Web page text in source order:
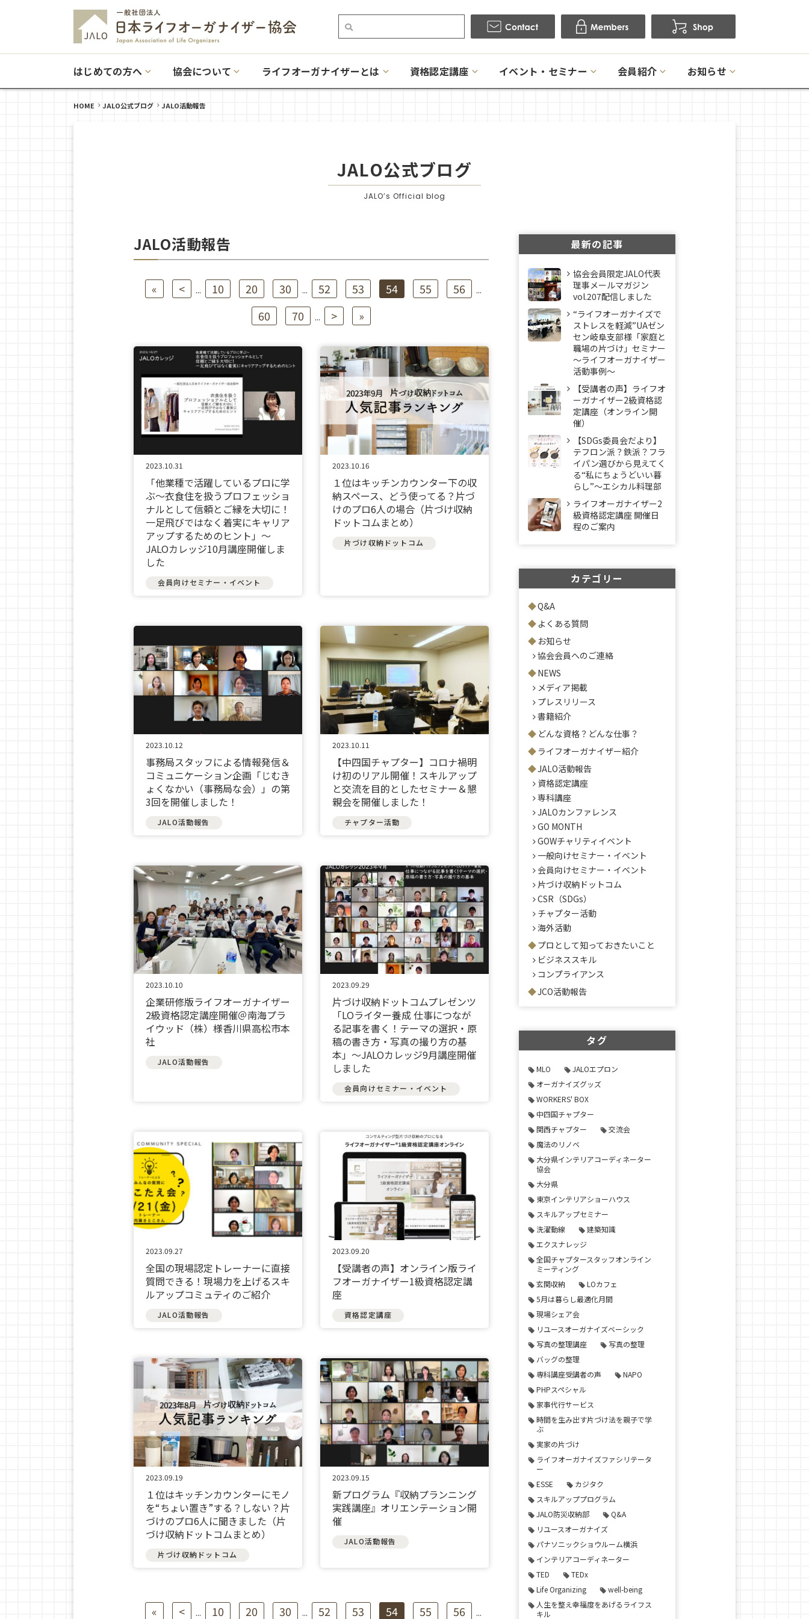
はじめての方へ 協会について ライフオーガナイザーとは 資格認定講座 イベント・セミナー 会員紹介 お知らせ
HOME JALO公式ブログ JALO活動報告
JALO公式ブログ
JALO’s Official blog
JALO活動報告
« < ... 10 20 30 ... 52 53 54 55 56 ...
60 70 ... > »
2023.10.31
「他業種で活躍しているプロに学
ぶ〜衣食住を扱うプロフェッショ
ナルとして信頼とご縁を大切に！
一足飛びではなく着実にキャリア
アップするためのヒント」〜
JALOカレッジ10月講座開催しま
した
会員向けセミナー・イベント
2023.10.16
１位はキッチンカウンター下の収
納スペース、どう使ってる？片づ
けのプロ6人の場合（片づけ収納
ドットコムまとめ）
片づけ収納ドットコム
2023.10.12
事務局スタッフによる情報発信＆
コミュニケーション企画「じむき
ょくなかい（事務局な会）」の第
3回を開催しました！
JALO活動報告
2023.10.11
【中四国チャプター】コロナ禍明
け初のリアル開催！スキルアップ
と交流を目的としたセミナー＆懇
親会を開催しました！
チャプター活動
2023.10.10
企業研修版ライフオーガナイザー
2級資格認定講座開催＠南海プラ
イウッド（株）様香川県高松市本
社
JALO活動報告
2023.09.29
片づけ収納ドットコムプレゼンツ
「LOライター養成 仕事につなが
る記事を書く！テーマの選択・原
稿の書き方・写真の撮り方の基
本」〜JALOカレッジ9月講座開催
しました
会員向けセミナー・イベント
2023.09.27
全国の現場認定トレーナーに直接
質問できる！現場力を上げるスキ
ルアップコミュティのご紹介
JALO活動報告
2023.09.20
【受講者の声】オンライン版ライ
フオーガナイザー1級資格認定講
座
資格認定講座
2023.09.19
１位はキッチンカウンターにモノ
を“ちょい置き”する？しない？片
づけのプロ6人に聞きました（片
づけ収納ドットコムまとめ）
片づけ収納ドットコム
2023.09.15
新プログラム『収納プランニング
実践講座』オリエンテーション開
催
JALO活動報告
« < ... 10 20 30 ... 52 53 54 55 56 ...
最新の記事
協会会員限定JALO代表
理事メールマガジン
vol.207配信しました
“ライフオーガナイズで
ストレスを軽減”UAゼン
セン岐阜支部様「家庭と
職場の片づけ」セミナー
～ライフオーガナイザー
活動事例〜
【受講者の声】ライフオ
ーガナイザー2級資格認
定講座（オンライン開
催）
【SDGs委員会だより】
テフロン派？鉄派？フラ
イパン選びから見えてく
る“私にちょうどいい暮
らし”～エシカル料理部
ライフオーガナイザー2
級資格認定講座 開催日
程のご案内
カテゴリー
Q&A
よくある質問
お知らせ
協会会員へのご連絡
NEWS
メディア掲載
プレスリリース
書籍紹介
どんな資格？どんな仕事？
ライフオーガナイザー紹介
JALO活動報告
資格認定講座
専科講座
JALOカンファレンス
GO MONTH
GOWチャリティイベント
一般向けセミナー・イベント
会員向けセミナー・イベント
片づけ収納ドットコム
CSR（SDGs）
チャプター活動
海外活動
プロとして知っておきたいこと
ビジネススキル
コンプライアンス
JCO活動報告
タグ
MLO
JALOエプロン
オーガナイズグッズ
WORKERS' BOX
中四国チャプター
関西チャプター
交流会
魔法のリノベ
大分県インテリアコーディネーター
協会
大分県
東京インテリアショーハウス
スキルアップセミナー
洗濯動線
建築知識
エクスナレッジ
全国チャプタースタッフオンライン
ミーティング
玄関収納
LOカフェ
5月は暮らし最適化月間
現場シェア会
リユースオーガナイズベーシック
写真の整理講座
写真の整理
バッグの整理
専科講座受講者の声
NAPO
PHPスペシャル
家事代行サービス
時間を生み出す片づけ法を親子で学
ぶ
実家の片づけ
ライフオーガナイズファシリテータ
ー
ESSE
カジタク
スキルアッププログラム
JALO防災収納部
Q&A
リユースオーガナイズ
パナソニックショウルーム横浜
インテリアコーディネーター
TED
TEDx
Life Organizing
well-being
人生を整え幸福度をあげるライフス
キル